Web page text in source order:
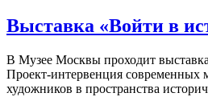
Выставка «Войти в
В Музее Москвы проходит
Проект-интервенция современных
художников в пространства